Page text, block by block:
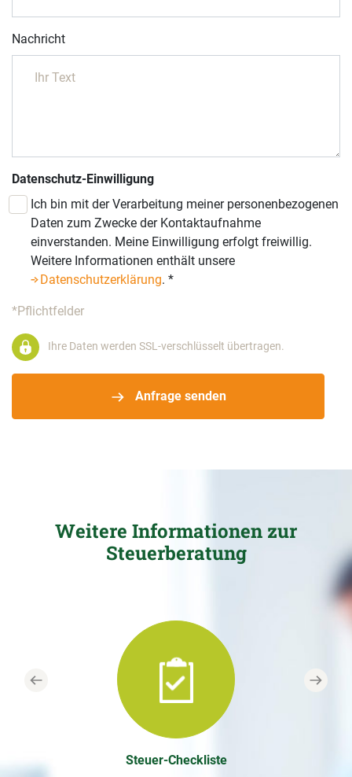
Nachricht
Datenschutz-Einwilligung
Ich bin mit der Verarbeitung meiner personenbezogenen
Daten zum Zwecke der Kontaktaufnahme
einverstanden. Meine Einwilligung erfolgt freiwillig.
Weitere Informationen enthält unsere
Datenschutzerklärung. *
*Pflichtfelder
Anfrage senden
Ihre Daten werden SSL-verschlüsselt übertragen.
Weitere Informationen zur
Steuerberatung
Steuer-Checkliste
Previous Next